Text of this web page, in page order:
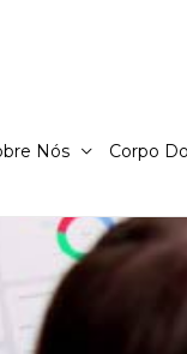
Nós Corpo